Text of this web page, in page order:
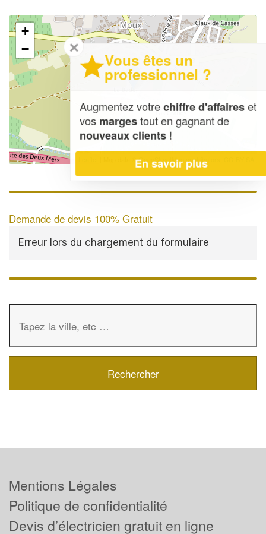
+
−
| Map data ©OpenStreetMap contributors,
Demande de devis 100% Gratuit
Erreur lors du chargement du formulaire
✕
Vous êtes un
professionnel ?
Augmentez votrechiffre d'affaireset
vosmargestout en gagnant de
nouveaux clients!
En savoir plus
Mentions Légales
Politique de confidentialité
Devis d’électricien gratuit en ligne